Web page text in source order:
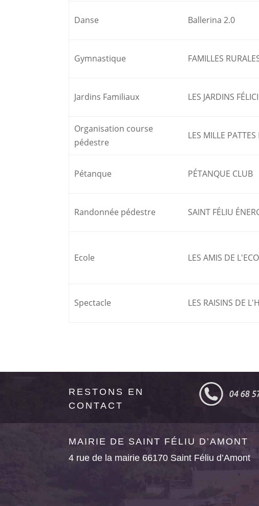
Danse Ballerina 2.0
Gymnastique FAMILLES
Jardins Familiaux LES JARDINS
Organisation course
pédestre
LES MILLE PATTES
Pétanque PÉTANQUE CLUB
Randonnée pédestre SAINT FÉLIU
Ecole LES AMIS DE
Spectacle LES RAISINS DE
RESTONS EN
CONTACT
MAIRIE DE SAINT FÉLIU D’AMONT
4 rue de la mairie 66170 Saint Féliu d’Amont